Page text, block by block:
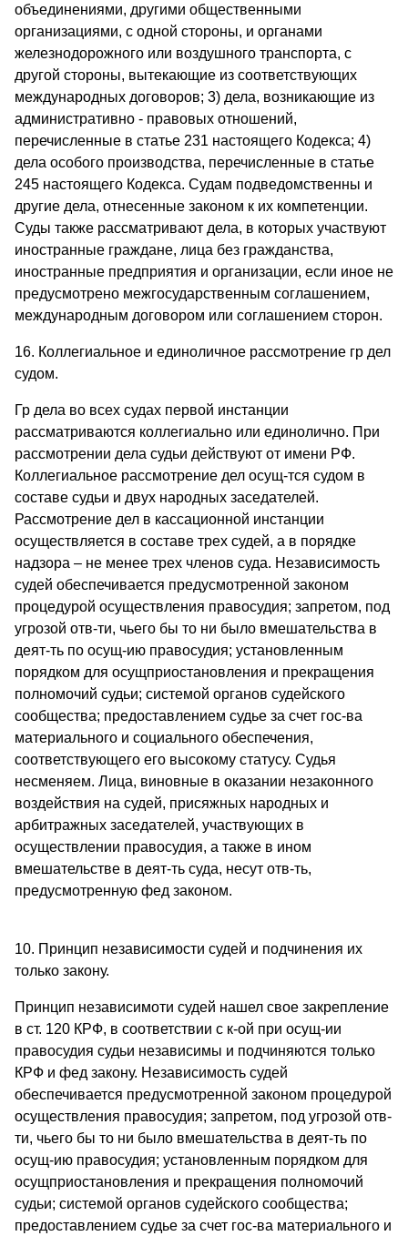
объединениями, другими общественными
организациями, с одной стороны, и органами
железнодорожного или воздушного транспорта, с
другой стороны, вытекающие из соответствующих
международных договоров; 3) дела, возникающие из
административно - правовых отношений,
перечисленные в статье 231 настоящего Кодекса; 4)
дела особого производства, перечисленные в статье
245 настоящего Кодекса. Судам подведомственны и
другие дела, отнесенные законом к их компетенции.
Суды также рассматривают дела, в которых участвуют
иностранные граждане, лица без гражданства,
иностранные предприятия и организации, если иное не
предусмотрено межгосударственным соглашением,
международным договором или соглашением сторон.
16. Коллегиальное и единоличное рассмотрение гр дел
судом.
Гр дела во всех судах первой инстанции
рассматриваются коллегиально или единолично. При
рассмотрении дела судьи действуют от имени РФ.
Коллегиальное рассмотрение дел осущ-тся судом в
составе судьи и двух народных заседателей.
Рассмотрение дел в кассационной инстанции
осуществляется в составе трех судей, а в порядке
надзора – не менее трех членов суда. Независимость
судей обеспечивается предусмотренной законом
процедурой осуществления правосудия; запретом, под
угрозой отв-ти, чьего бы то ни было вмешательства в
деят-ть по осущ-ию правосудия; установленным
порядком для осущприостановления и прекращения
полномочий судьи; системой органов судейского
сообщества; предоставлением судье за счет гос-ва
материального и социального обеспечения,
соответствующего его высокому статусу. Судья
несменяем. Лица, виновные в оказании незаконного
воздействия на судей, присяжных народных и
арбитражных заседателей, участвующих в
осуществлении правосудия, а также в ином
вмешательстве в деят-ть суда, несут отв-ть,
предусмотренную фед законом.
10. Принцип независимости судей и подчинения их
только закону.
Принцип независимоти судей нашел свое закрепление
в ст. 120 КРФ, в соответствии с к-ой при осущ-ии
правосудия судьи независимы и подчиняются только
КРФ и фед закону. Независимость судей
обеспечивается предусмотренной законом процедурой
осуществления правосудия; запретом, под угрозой отв-
ти, чьего бы то ни было вмешательства в деят-ть по
осущ-ию правосудия; установленным порядком для
осущприостановления и прекращения полномочий
судьи; системой органов судейского сообщества;
предоставлением судье за счет гос-ва материального и